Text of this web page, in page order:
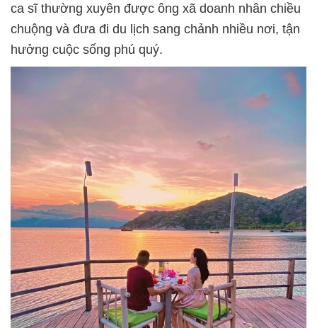
ca sĩ thường xuyên được ông xã doanh nhân chiều
chuộng và đưa đi du lịch sang chảnh nhiều nơi, tận
hưởng cuộc sống phú quý.